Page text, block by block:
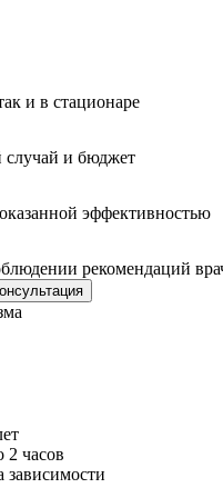
и в стационаре
случай и бюджет
эффективностью
рекомендаций
2 часов
зависимости